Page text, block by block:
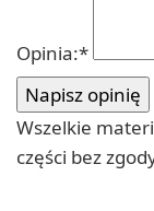
Opinia:*
Wszelkie
części bez